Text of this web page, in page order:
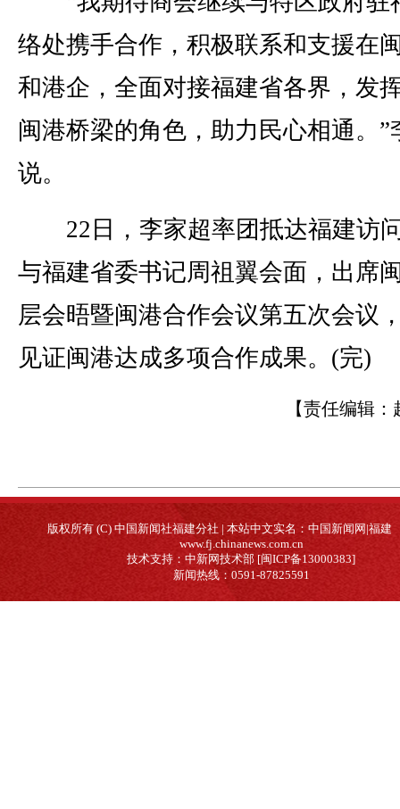
络处携手合作，积极联系和支援在
和港企，全面对接福建省各界，发
闽港桥梁的角色，助力民心相通。”
说。
22日，李家超率团抵达福建访
与福建省委书记周祖翼会面，出席
层会晤暨闽港合作会议第五次会议
见证闽港达成多项合作成果。(完)
【责任编辑：
版权所有 (C) 中国新闻社福建分社 | 本站中文实名：中国新闻网|福建
www.fj.chinanews.com.cn
技术支持：中新网技术部 [闽ICP备13000383]
新闻热线：0591-87825591